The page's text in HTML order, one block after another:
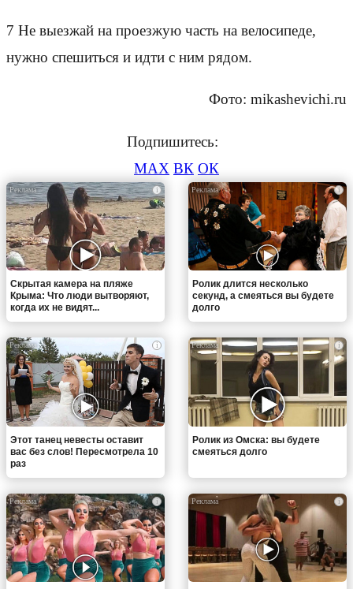
7 Не выезжай на проезжую часть на велосипеде,
нужно спешиться и идти с ним рядом.
Фото: mikashevichi.ru
Подпишитесь:
MAX ВК ОК
i
Скрытая камера на пляже
Крыма: Что люди вытворяют,
когда их не видят...
i
Ролик длится несколько
секунд, а смеяться вы будете
долго
i
Этот танец невесты оставит
вас без слов! Пересмотрела 10
раз
i
Ролик из Омска: вы будете
смеяться долго
i i